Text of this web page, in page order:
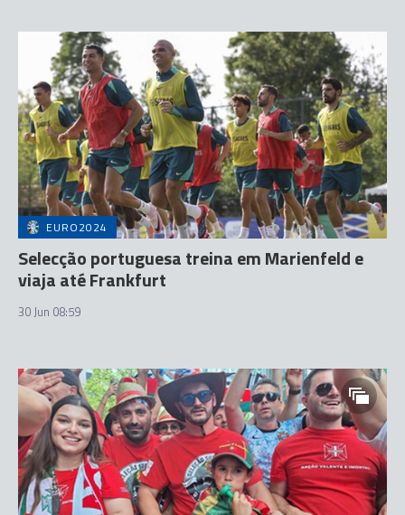
EURO2024
Selecção portuguesa treina em Marienfeld e
viaja até Frankfurt
30 Jun 08:59